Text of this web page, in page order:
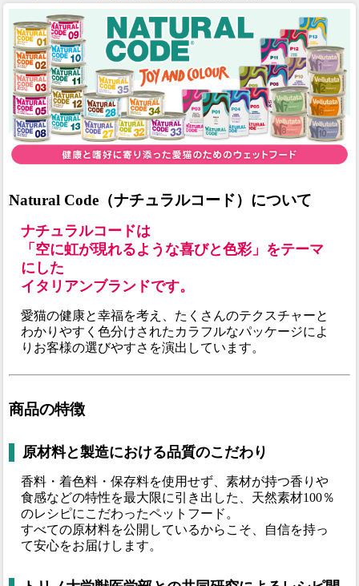
Natural Code（ナチュラルコード）について
ナチュラルコードは
「空に虹が現れるような喜びと色彩」をテーマ
にした
イタリアンブランドです。
愛猫の健康と幸福を考え、たくさんのテクスチャーと
わかりやすく色分けされたカラフルなパッケージによ
りお客様の選びやすさを演出しています。
商品の特徴
原材料と製造における品質のこだわり
香料・着色料・保存料を使用せず、素材が持つ香りや
食感などの特性を最大限に引き出した、天然素材100％
のレシピにこだわったペットフード。
すべての原材料を公開しているからこそ、自信を持っ
て安心をお届けします。